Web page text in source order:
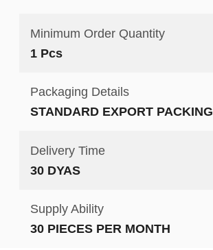
Minimum Order Quantity
1 Pcs
Packaging Details
STANDARD EXPORT PACKING
Delivery Time
30 DYAS
Supply Ability
30 PIECES PER MONTH